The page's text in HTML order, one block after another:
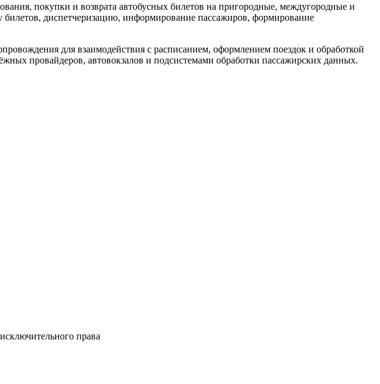
покупки и возврата автобусных билетов на пригородные, междугородные и
диспетчеризацию, информирование пассажиров, формирование
для взаимодействия с расписанием, оформлением поездок и обработкой
провайдеров, автовокзалов и подсистемами обработки пассажирских данных.
права